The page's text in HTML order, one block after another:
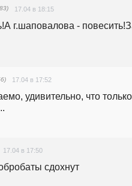
17.04 в 18:15
г.шаповалова -
17.04 в 17:52
удивительно, что только
17.04 в 17:50
сдохнут